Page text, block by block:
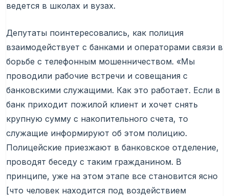
ведется в школах и вузах.
Депутаты поинтересовались, как полиция
взаимодействует с банками и операторами связи в
борьбе с телефонным мошенничеством. «Мы
проводили рабочие встречи и совещания с
банковскими служащими. Как это работает. Если в
банк приходит пожилой клиент и хочет снять
крупную сумму с накопительного счета, то
служащие информируют об этом полицию.
Полицейские приезжают в банковское отделение,
проводят беседу с таким гражданином. В
принципе, уже на этом этапе все становится ясно
[что человек находится под воздействием